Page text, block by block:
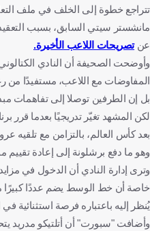
البرتغال
إسبانيا إنجلترا
تتراجع خطوة إلى الخلف في ملف
مانشستر سيتي السابق، بسبب
عنتصريحات اللاعب الأخيرة.
وأوضحت الصحيفة أن النادي
المفاوضات مع اللاعب، مستفيدًا من
بل إن الطرفين توصلا إلى تفاهمات
لكن المشهد تغيّر تدريجيًا بعدما قرر
بعد كأس العالم، بالتزامن مع تلقيه
وهو ما دفع برشلونة إلى إعادة تقييم
وترى إدارة النادي أن الدخول في
خاصة أن خط الوسط يضم عددًا كبيرًا
يُنظر إليه باعتباره فرصة استثنائية
وأضافت "سبورت" أن أتلتيكو مدريد